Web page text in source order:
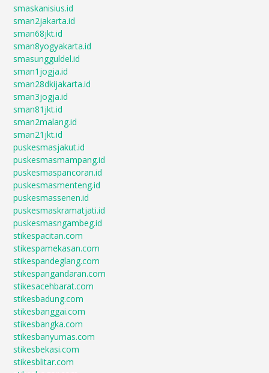
smaskanisius.id
sman2jakarta.id
sman68jkt.id
sman8yogyakarta.id
smasungguldel.id
sman1jogja.id
sman28dkijakarta.id
sman3jogja.id
sman81jkt.id
sman2malang.id
sman21jkt.id
puskesmasjakut.id
puskesmasmampang.id
puskesmaspancoran.id
puskesmasmenteng.id
puskesmassenen.id
puskesmaskramatjati.id
puskesmasngambeg.id
stikespacitan.com
stikespamekasan.com
stikespandeglang.com
stikespangandaran.com
stikesacehbarat.com
stikesbadung.com
stikesbanggai.com
stikesbangka.com
stikesbanyumas.com
stikesbekasi.com
stikesblitar.com